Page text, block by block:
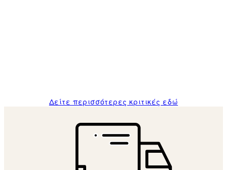
Δείτε περισσότερες κριτικές εδώ